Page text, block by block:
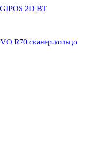
2D BT
R70 сканер-кольцо